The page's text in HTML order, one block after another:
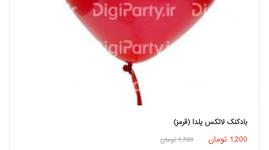
بادکنک لاتکس یلدا (قرمز)
1,200 تومان 1,700 تومان